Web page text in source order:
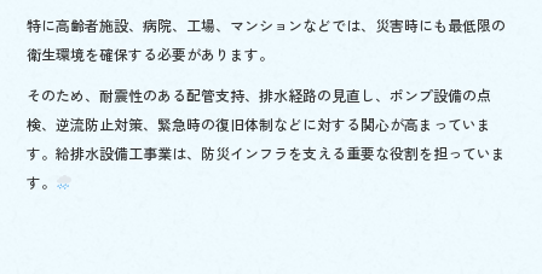
特に高齢者施設、病院、工場、マンションなどでは、災害時にも最低限の
衛生環境を確保する必要があります。
そのため、耐震性のある配管支持、排水経路の見直し、ポンプ設備の点
検、逆流防止対策、緊急時の復旧体制などに対する関心が高まっていま
す。給排水設備工事業は、防災インフラを支える重要な役割を担っていま
す。